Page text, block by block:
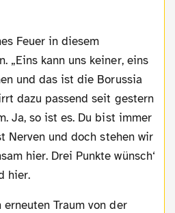
„Eins kann uns keiner, eins
und das ist die Borussia
dazu passend seit gestern
Ja, so ist es. Du bist immer
Nerven und doch stehen wir
hier. Drei Punkte wünsch‘
hier.